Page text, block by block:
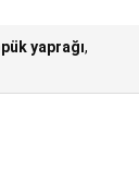
yaprağı,